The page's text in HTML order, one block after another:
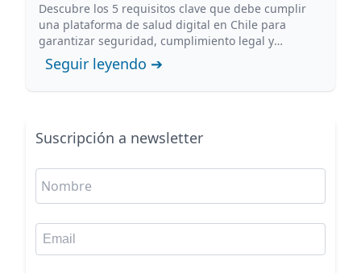
Descubre los 5 requisitos clave que debe cumplir
una plataforma de salud digital en Chile para
garantizar seguridad, cumplimiento legal y
protección de datos clínicos.
Seguir leyendo ➔
Suscripción a newsletter